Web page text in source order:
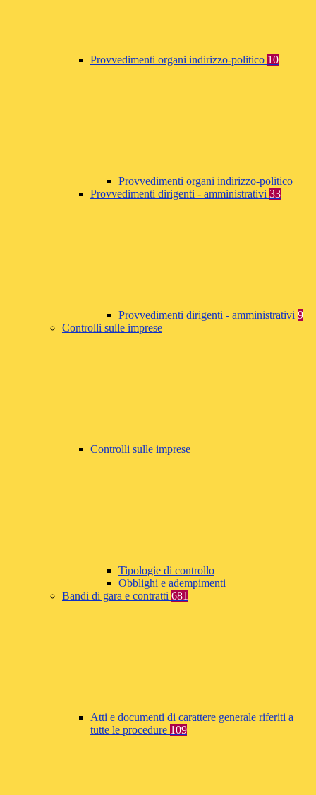
Provvedimenti organi indirizzo-politico 10
Provvedimenti organi indirizzo-politico
Provvedimenti dirigenti - amministrativi 33
Provvedimenti dirigenti - amministrativi 9
Controlli sulle imprese
Controlli sulle imprese
Tipologie di controllo
Obblighi e adempimenti
Bandi di gara e contratti 681
Atti e documenti di carattere generale riferiti a
tutte le procedure 109